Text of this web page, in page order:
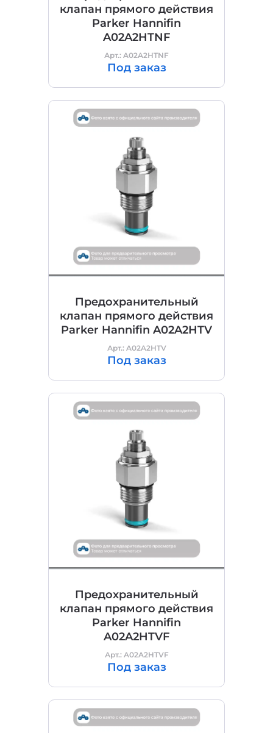
клапан прямого действия
Parker Hannifin
A02A2HTNF
Арт.: A02A2HTNF
Под заказ
Предохранительный
клапан прямого действия
Parker Hannifin A02A2HTV
Арт.: A02A2HTV
Под заказ
Предохранительный
клапан прямого действия
Parker Hannifin
A02A2HTVF
Арт.: A02A2HTVF
Под заказ